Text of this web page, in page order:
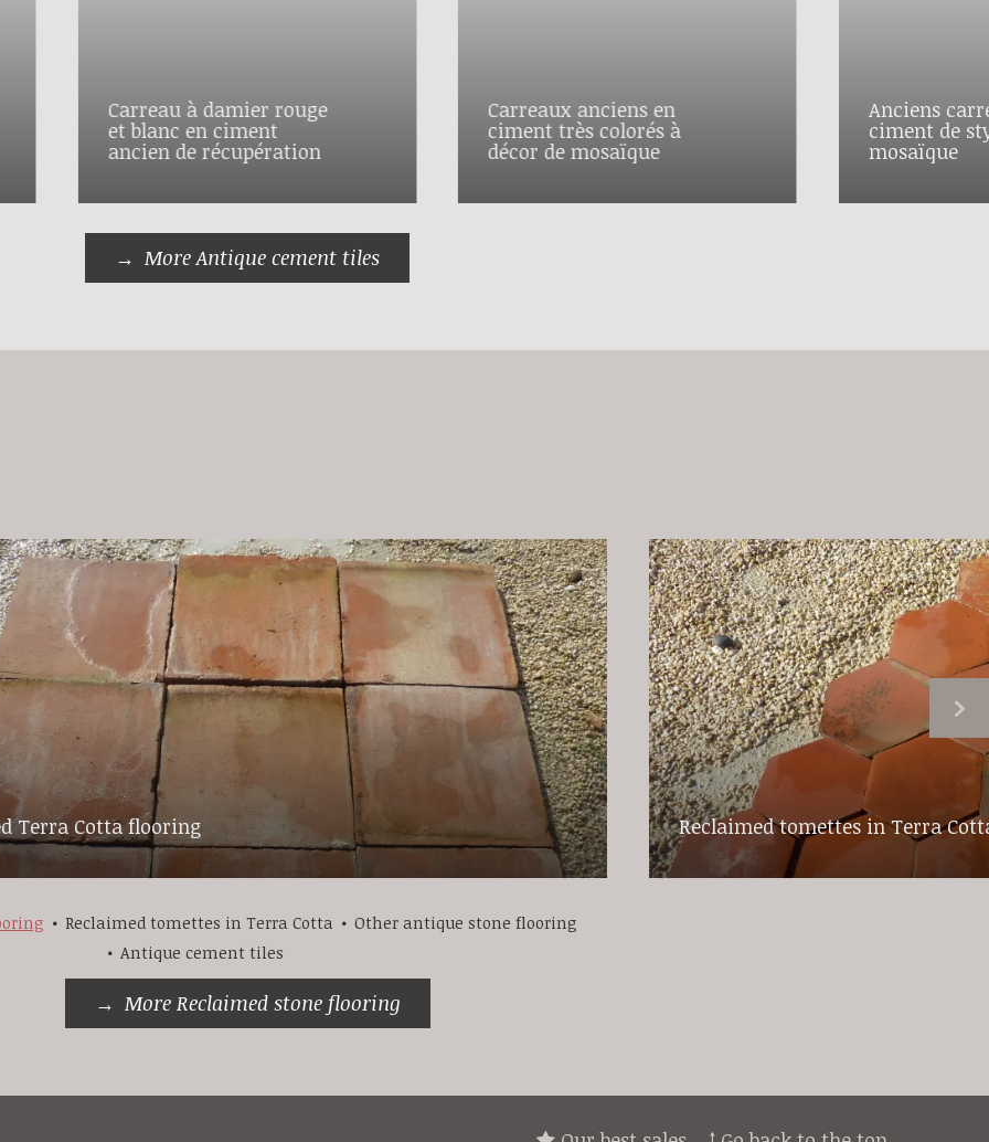
Carreau à damier rouge
et blanc en ciment
ancien de récupération
Carreaux anciens en
ciment très colorés à
décor de mosaïque
Anciens
ciment de
mosaïque
More Antique cement tiles
Terra Cotta flooring Reclaimed tomettes in Terra
Reclaimed tomettes in Terra Cotta
Other antique stone flooring
Antique cement tiles
More Reclaimed stone flooring